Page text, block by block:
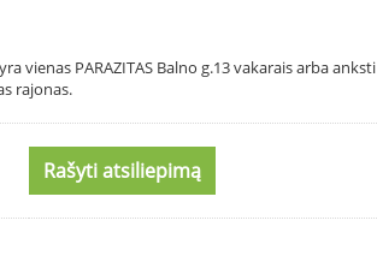
vienas PARAZITAS Balno g.13 vakarais arba anksti
rajonas.
Rašyti atsiliepimą